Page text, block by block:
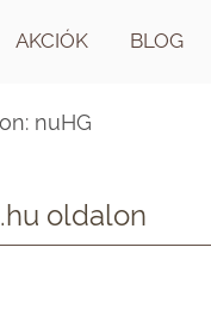
AKCIÓK BLOG
nuHG
oldalon